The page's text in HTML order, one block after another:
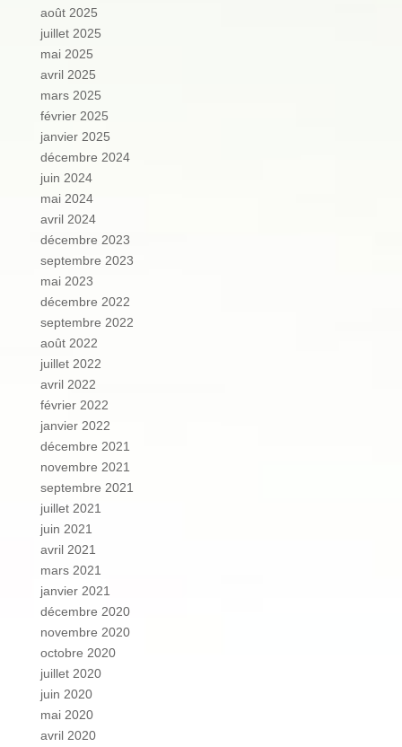
août 2025
juillet 2025
mai 2025
avril 2025
mars 2025
février 2025
janvier 2025
décembre 2024
juin 2024
mai 2024
avril 2024
décembre 2023
septembre 2023
mai 2023
décembre 2022
septembre 2022
août 2022
juillet 2022
avril 2022
février 2022
janvier 2022
décembre 2021
novembre 2021
septembre 2021
juillet 2021
juin 2021
avril 2021
mars 2021
janvier 2021
décembre 2020
novembre 2020
octobre 2020
juillet 2020
juin 2020
mai 2020
avril 2020